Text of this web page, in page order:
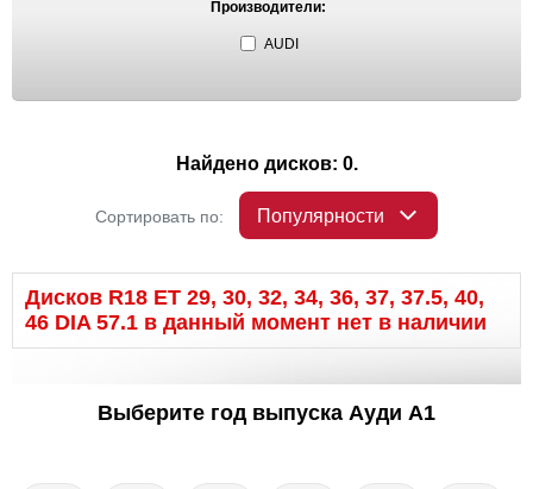
Производители:
AUDI
Найдено дисков: 0.
Сортировать по: Популярности
Дисков R18 ET 29, 30, 32, 34, 36, 37, 37.5, 40,
46 DIA 57.1 в данный момент нет в наличии
Выберите год выпуска Ауди A1